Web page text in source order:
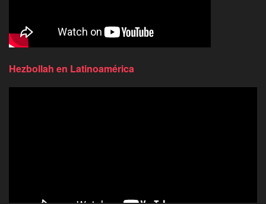
Hezbollah en Latinoamérica